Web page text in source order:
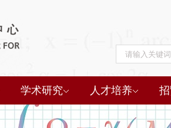
学术研究 人才培养